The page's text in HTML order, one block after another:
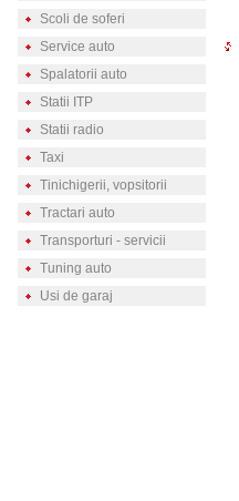
Scoli de soferi
Service auto
Spalatorii auto
Statii ITP
Statii radio
Taxi
Tinichigerii, vopsitorii
Tractari auto
Transporturi - servicii
Tuning auto
Usi de garaj